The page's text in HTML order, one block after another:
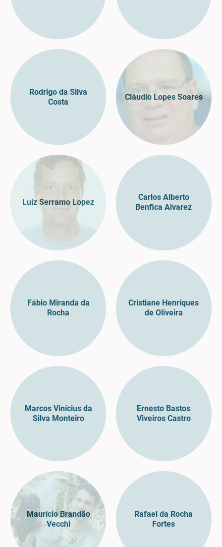
Rodrigo da Silva
Costa
Cláudio Lopes Soares
Luiz Serramo Lopez
Carlos Alberto
Benfica Alvarez
Fábio Miranda da
Rocha
Cristiane Henriques
de Oliveira
Marcos Vinícius da
Silva Monteiro
Ernesto Bastos
Viveiros Castro
Maurício Brandão
Vecchi
Rafael da Rocha
Fortes